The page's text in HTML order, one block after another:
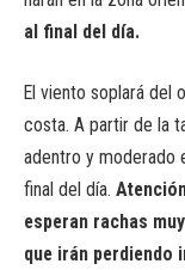
al final del día.
El viento soplará del
costa. A partir de la
adentro y moderado
final del día.
esperan rachas
que irán perdiendo